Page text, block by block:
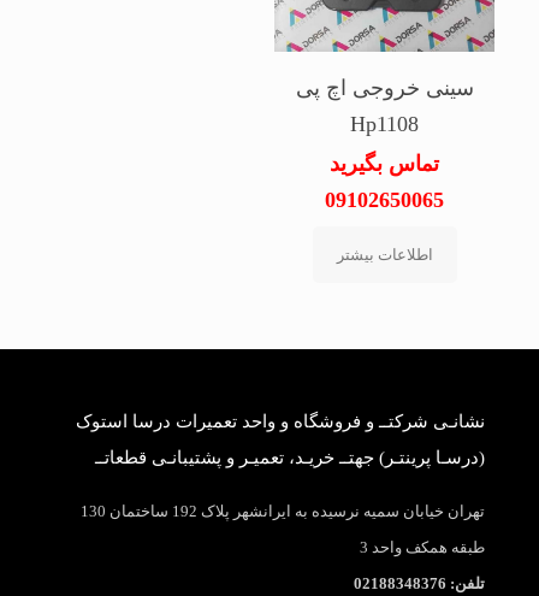
سینی خروجی اچ پی
Hp1108
تماس بگیرید
09102650065
اطلاعات بیشتر
نشانـی شرکتــ و فروشگاه و واحد تعمیرات درسا استوک
(درسـا پرینتـر) جهتــ خریـد، تعمیـر و پشتیبانـی قطعاتــ
تهران خیابان سمیه نرسیده به ایرانشهر پلاک 192 ساختمان 130
طبقه همکف واحد 3
تلفن: 02188348376